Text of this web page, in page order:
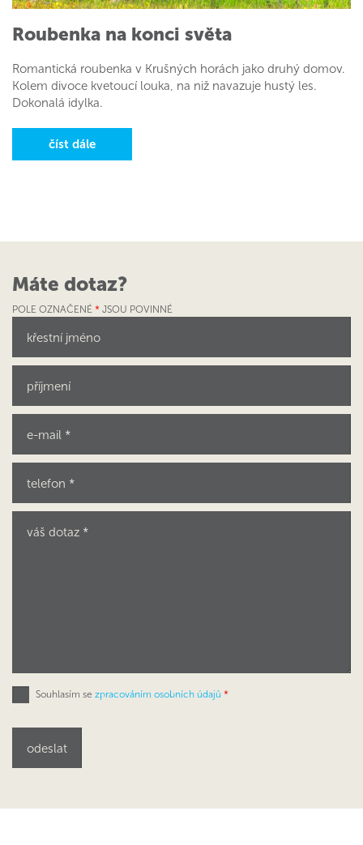
Roubenka na konci světa
Romantická roubenka v Krušných horách jako druhý domov.
Kolem divoce kvetoucí louka, na niž navazuje hustý les.
Dokonalá idylka.
číst dále
Máte dotaz?
POLE OZNAČENÉ * JSOU POVINNÉ
Souhlasím se zpracováním osobních údajů *